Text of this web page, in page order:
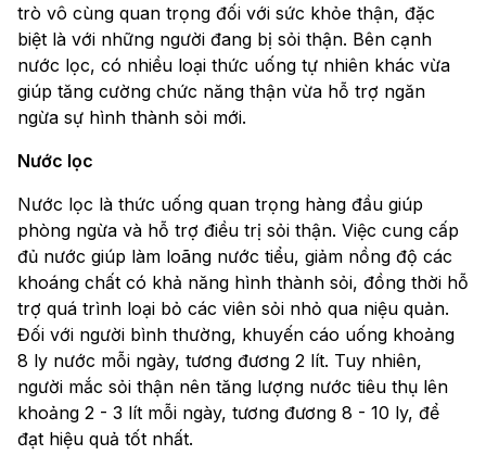
trò vô cùng quan trọng đối với sức khỏe thận, đặc
biệt là với những người đang bị sỏi thận. Bên cạnh
nước lọc, có nhiều loại thức uống tự nhiên khác vừa
giúp tăng cường chức năng thận vừa hỗ trợ ngăn
ngừa sự hình thành sỏi mới.
Nước lọc
Nước lọc là thức uống quan trọng hàng đầu giúp
phòng ngừa và hỗ trợ điều trị sỏi thận. Việc cung cấp
đủ nước giúp làm loãng nước tiểu, giảm nồng độ các
khoáng chất có khả năng hình thành sỏi, đồng thời hỗ
trợ quá trình loại bỏ các viên sỏi nhỏ qua niệu quản.
Đối với người bình thường, khuyến cáo uống khoảng
8 ly nước mỗi ngày, tương đương 2 lít. Tuy nhiên,
người mắc sỏi thận nên tăng lượng nước tiêu thụ lên
khoảng 2 - 3 lít mỗi ngày, tương đương 8 - 10 ly, để
đạt hiệu quả tốt nhất.